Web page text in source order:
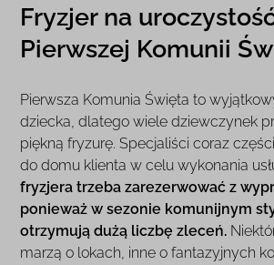
Fryzjer na
Pierwszej Komunii
Pierwsza Komunia Święta to
dziecka, dlatego wiele dziewczynek
piękną fryzurę. Specjaliści coraz
do domu klienta w celu wykonania
fryzjera trzeba zarezerwować z
ponieważ w sezonie komunijnym
otrzymują dużą liczbę zleceń.
marzą o lokach, inne o fantazyjnych